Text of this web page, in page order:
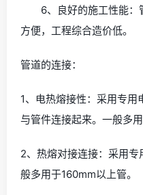
6、良好的施工性能：
方便，工程综合造价低。
管道的连接：
1、电热熔接性：采用专用
与管件连接起来。一般多
2、热熔对接连接：采用
般多用于160mm以上管。